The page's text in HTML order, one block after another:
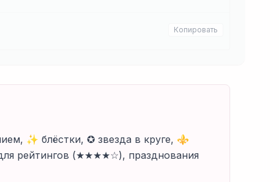
Копировать
✨ блёстки, ✪ звезда в круге, ⚜
рейтингов (★★★★☆), празднования